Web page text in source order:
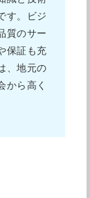
す。ビジ
質のサー
保証も充
、地元の
から高く